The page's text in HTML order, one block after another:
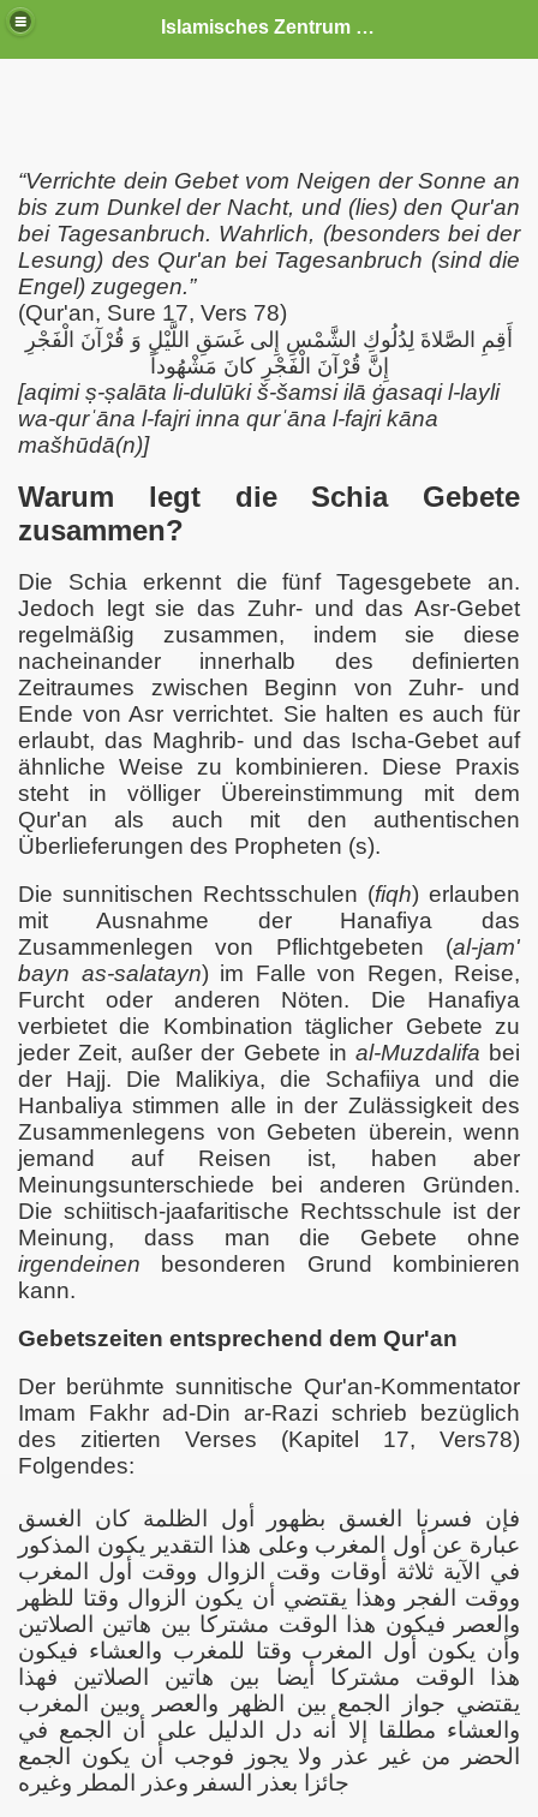
Islamisches Zentrum Schwerin e.V.
“Verrichte dein Gebet vom Neigen der Sonne an
bis zum Dunkel der Nacht, und (lies) den Qur'an
bei Tagesanbruch. Wahrlich, (besonders bei der
Lesung) des Qur'an bei Tagesanbruch (sind die
Engel) zugegen.”
(Qur'an, Sure 17, Vers 78)
أَقِمِ الصَّلاةَ لِدُلُوكِ الشَّمْسِ إِلى غَسَقِ اللَّيْلِ وَ قُرْآنَ الْفَجْرِ
إِنَّ قُرْآنَ الْفَجْرِ كانَ مَشْهُوداً
[aqimi ṣ-ṣalāta li-dulūki š-šamsi ilā ġasaqi l-layli
wa-qurˈāna l-fajri inna qurˈāna l-fajri kāna
mašhūdā(n)]
Warum legt die Schia Gebete
zusammen?
Die Schia erkennt die fünf Tagesgebete an.
Jedoch legt sie das Zuhr- und das Asr-Gebet
regelmäßig zusammen, indem sie diese
nacheinander innerhalb des definierten
Zeitraumes zwischen Beginn von Zuhr- und
Ende von Asr verrichtet. Sie halten es auch für
erlaubt, das Maghrib- und das Ischa-Gebet auf
ähnliche Weise zu kombinieren. Diese Praxis
steht in völliger Übereinstimmung mit dem
Qur'an als auch mit den authentischen
Überlieferungen des Propheten (s).
Die sunnitischen Rechtsschulen (fiqh) erlauben
mit Ausnahme der Hanafiya das
Zusammenlegen von Pflichtgebeten (al-jam'
bayn as-salatayn) im Falle von Regen, Reise,
Furcht oder anderen Nöten. Die Hanafiya
verbietet die Kombination täglicher Gebete zu
jeder Zeit, außer der Gebete in al-Muzdalifa bei
der Hajj. Die Malikiya, die Schafiiya und die
Hanbaliya stimmen alle in der Zulässigkeit des
Zusammenlegens von Gebeten überein, wenn
jemand auf Reisen ist, haben aber
Meinungsunterschiede bei anderen Gründen.
Die schiitisch-jaafaritische Rechtsschule ist der
Meinung, dass man die Gebete ohne
irgendeinen
besonderen Grund kombinieren
kann.
Gebetszeiten entsprechend dem Qur'an
Der berühmte sunnitische Qur'an-Kommentator
Imam Fakhr ad-Din ar-Razi schrieb bezüglich
des zitierten Verses (Kapitel 17, Vers78)
Folgendes:
فإن فسرنا الغسق بظهور أول الظلمة كان الغسق
عبارة عن أول المغرب وعلى هذا التقدير يكون المذكور
في الآية ثلاثة أوقات وقت الزوال ووقت أول المغرب
ووقت الفجر وهذا يقتضي أن يكون الزوال وقتا للظهر
والعصر فيكون هذا الوقت مشتركا بين هاتين الصلاتين
وأن يكون أول المغرب وقتا للمغرب والعشاء فيكون
هذا الوقت مشتركا أيضا بين هاتين الصلاتين فهذا
يقتضي جواز الجمع بين الظهر والعصر وبين المغرب
والعشاء مطلقا إلا أنه دل الدليل على أن الجمع في
الحضر من غير عذر ولا يجوز فوجب أن يكون الجمع
جائزا بعذر السفر وعذر المطر وغيره
Gebet in der Gemeinschaft?
Turbah?
Armen?
etwas anders?
und Lobpreisungen